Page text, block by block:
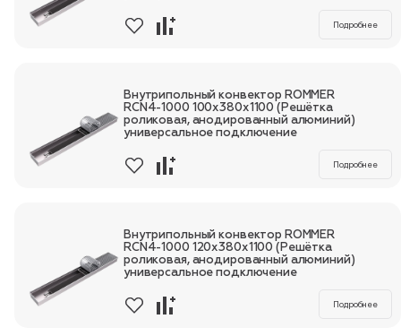
Подробнее
Подробнее
Внутрипольный конвектор ROMMER
RCN4-1000 100х380х1100 (Решётка
роликовая, анодированный алюминий)
универсальное подключение
Подробнее
Внутрипольный конвектор ROMMER
RCN4-1000 120х380х1100 (Решётка
роликовая, анодированный алюминий)
универсальное подключение